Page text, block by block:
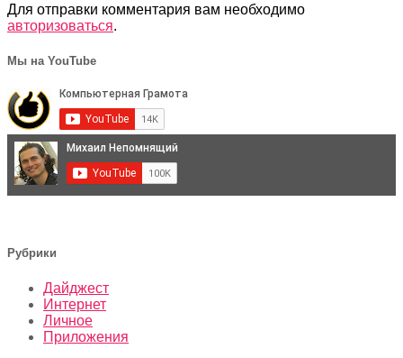
Для отправки комментария вам необходимо
авторизоваться.
Мы на YouTube
Рубрики
Дайджест
Интернет
Личное
Приложения